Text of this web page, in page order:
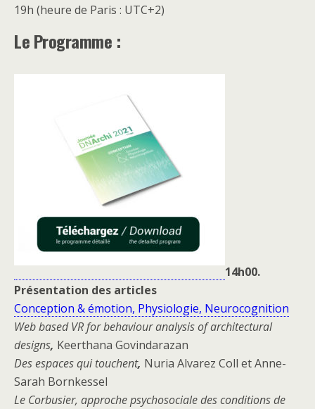
19h (heure de Paris : UTC+2)
Le Programme :
14h00.
Présentation des articles
Conception & émotion, Physiologie, Neurocognition
Web based VR for behaviour analysis of architectural
designs, Keerthana Govindarazan
Des espaces qui touchent, Nuria Alvarez Coll et Anne-
Sarah Bornkessel
Le Corbusier, approche psychosociale des conditions de